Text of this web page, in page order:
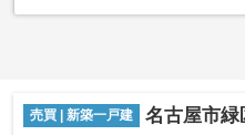
売買 | 新築一戸建 名古屋市緑区浦里５丁